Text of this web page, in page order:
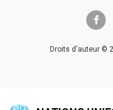
Droits d'auteur ©